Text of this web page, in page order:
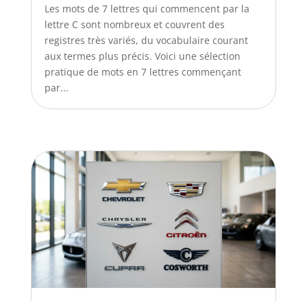
Les mots de 7 lettres qui commencent par la
lettre C sont nombreux et couvrent des
registres très variés, du vocabulaire courant
aux termes plus précis. Voici une sélection
pratique de mots en 7 lettres commençant
par...